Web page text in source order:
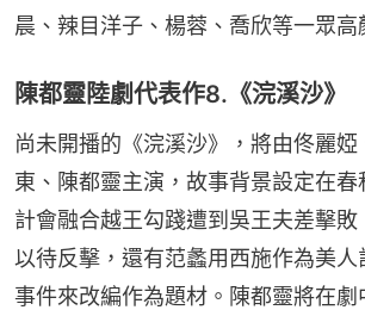
晨、辣目洋子、楊蓉、喬欣等一眾高
陳都靈陸劇代表作8.《浣溪沙》
尚未開播的《浣溪沙》，將由佟麗婭
東、陳都靈主演，故事背景設定在
計會融合越王勾踐遭到吳王夫差擊
以待反擊，還有范蠡用西施作為美人
事件來改編作為題材。陳都靈將在